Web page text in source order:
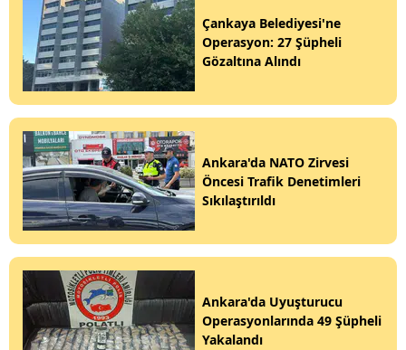
Çankaya Belediyesi'ne
Operasyon: 27 Şüpheli
Gözaltına Alındı
Ankara'da NATO Zirvesi
Öncesi Trafik Denetimleri
Sıkılaştırıldı
Ankara'da Uyuşturucu
Operasyonlarında 49 Şüpheli
Yakalandı